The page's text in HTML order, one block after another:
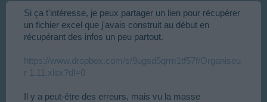
Si ça t'intéresse, je peux partager un lien pour récupérer
un fichier excel que j'avais construit au début en
récupérant des infos un peu partout.
https://www.dropbox.com/s/9ugsd5qrm1tf57f/Organiseu
r 1.11.xlsx?dl=0
Il y a peut-être des erreurs, mais vu la masse